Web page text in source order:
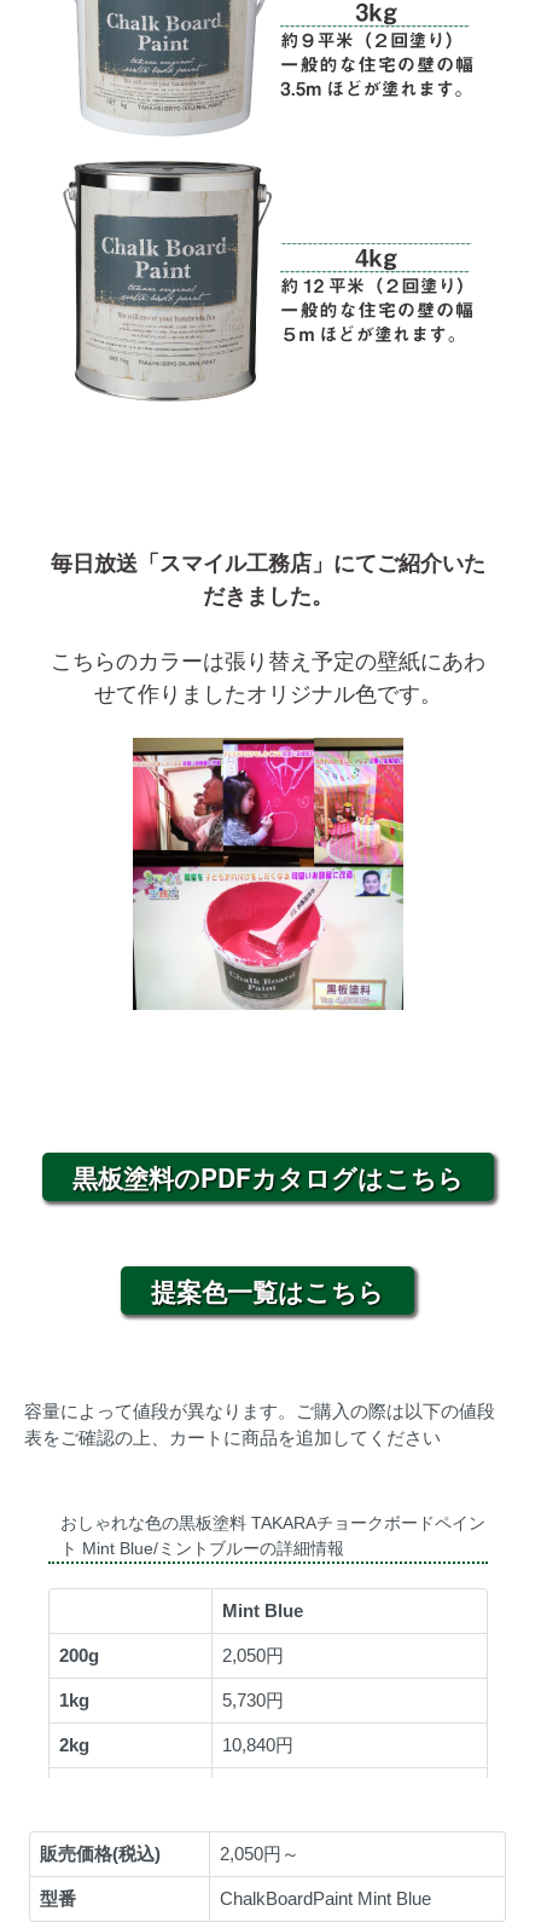
毎日放送「スマイル工務店」にてご紹介いた
だきました。
こちらのカラーは張り替え予定の壁紙にあわ
せて作りましたオリジナル色です。
黒板塗料のPDFカタログはこちら
提案色一覧はこちら
容量によって値段が異なります。ご購入の際は以下の値段
表をご確認の上、カートに商品を追加してください
販売価格(税込) 2,050円～
型番 ChalkBoardPaint Mint Blue